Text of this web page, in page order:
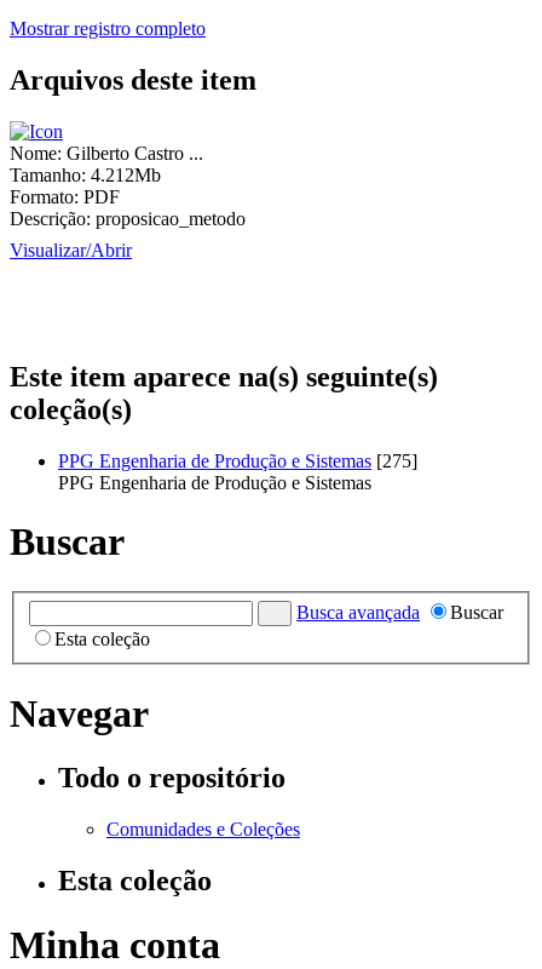
Mostrar registro completo
Arquivos deste item
Nome: Gilberto Castro ...
Tamanho: 4.212Mb
Formato: PDF
Descrição: proposicao_metodo
Visualizar/Abrir
Este item aparece na(s) seguinte(s)
coleção(s)
PPG Engenharia de Produção e Sistemas [275]
PPG Engenharia de Produção e Sistemas
Buscar
Busca avançada
Buscar
Esta coleção
Navegar
Todo o repositório
Comunidades e Coleções
Esta coleção
Minha conta